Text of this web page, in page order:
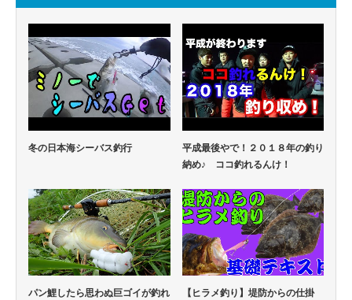
冬の日本海シーバス釣行
平成最後やで！２０１８年の釣り
納め♪ ココ釣れるんけ！
パン鯉したら思わぬ巨ゴイが釣れ
【ヒラメ釣り】堤防からの仕掛